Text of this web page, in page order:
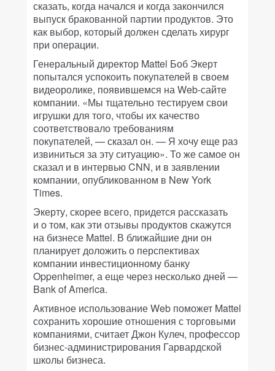
сказать, когда начался и когда закончился
выпуск бракованной партии продуктов. Это
как выбор, который должен сделать хирург
при операции.
Генеральный директор Mattel Боб Экерт
попытался успокоить покупателей в своем
видеоролике, появившемся на Web-сайте
компании. «Мы тщательно тестируем свои
игрушки для того, чтобы их качество
соответствовало требованиям
покупателей, — сказал он. — Я хочу еще раз
извиниться за эту ситуацию». То же самое он
сказал и в интервью CNN, и в заявлении
компании, опубликованном в New York
Times.
Экерту, скорее всего, придется рассказать
и о том, как эти отзывы продуктов скажутся
на бизнесе Mattel. В ближайшие дни он
планирует доложить о перспективах
компании инвестиционному банку
Oppenheimer, а еще через несколько дней —
Bank of America.
Активное использование Web поможет Mattel
сохранить хорошие отношения с торговыми
компаниями, считает Джон Кулеч, профессор
бизнес-администрирования Гарвардской
школы бизнеса.